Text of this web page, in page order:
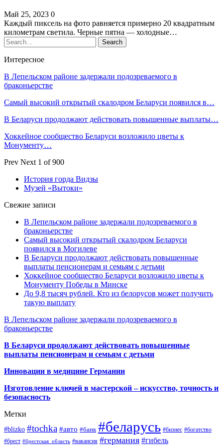
Май 25, 2023 0
Каждый пиксель на фото равняется примерно 20 квадратным
километрам светила. Черные пятна — холодные…
Интересное
В Лепельском районе задержали подозреваемого в
браконьерстве
Самый высокий открытый скалодром Беларуси появился в…
В Беларуси продолжают действовать повышенные выплаты…
Хоккейное сообщество Беларуси возложило цветы к
Монументу…
Prev Next 1 of 900
История горда Видзы
Музей «Вытоки»
Свежие записи
В Лепельском районе задержали подозреваемого в
браконьерстве
Самый высокий открытый скалодром Беларуси
появился в Могилеве
В Беларуси продолжают действовать повышенные
выплаты пенсионерам и семьям с детьми
Хоккейное сообщество Беларуси возложило цветы к
Монументу Победы в Минске
До 9,8 тысяч рублей. Кто из белорусов может получить
такую выплату
В Лепельском районе задержали подозреваемого в
браконьерстве
В Беларуси продолжают действовать повышенные
выплаты пенсионерам и семьям с детьми
Инновации в медицине Германии
Изготовление ключей в мастерской – искусство, точность и
безопасность
Метки
#blizko #tochka #авто #банк #беларусь #бизнес #богатство
#брест #брестская_область #вакансия #германия #гибель